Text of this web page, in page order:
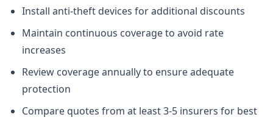
Install anti-theft devices for additional discounts
Maintain continuous coverage to avoid rate
increases
Review coverage annually to ensure adequate
protection
Compare quotes from at least 3-5 insurers for best